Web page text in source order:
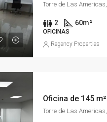
2 60m²
OFICINAS
Regency Properties